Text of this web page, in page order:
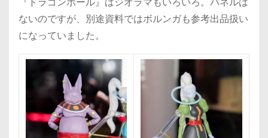
ないのですが、別途資料ではボルンガも参考出品扱い
になっていました。